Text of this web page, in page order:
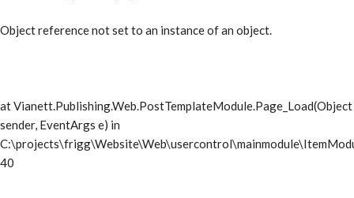
Object reference not set to an instance of an object.
at Vianett.Publishing.Web.PostTemplateModule.Page_Load(Object
sender, EventArgs e) in
40